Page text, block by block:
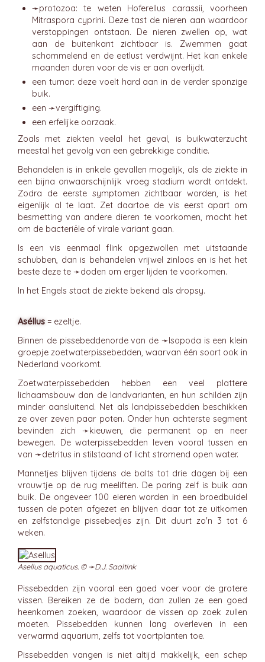
➛protozoa: te weten Hoferellus carassii, voorheen
Mitraspora cyprini. Deze tast de nieren aan waardoor
verstoppingen ontstaan. De nieren zwellen op, wat
aan de buitenkant zichtbaar is. Zwemmen gaat
schommelend en de eetlust verdwijnt. Het kan enkele
maanden duren voor de vis er aan overlijdt.
een tumor: deze voelt hard aan in de verder sponzige
buik.
een ➛vergiftiging.
een erfelijke oorzaak.
Zoals met ziekten veelal het geval, is buikwaterzucht
meestal het gevolg van een gebrekkige conditie.
Behandelen is in enkele gevallen mogelijk, als de ziekte in
een bijna onwaarschijnlijk vroeg stadium wordt ontdekt.
Zodra de eerste symptomen zichtbaar worden, is het
eigenlijk al te laat. Zet daartoe de vis eerst apart om
besmetting van andere dieren te voorkomen, mocht het
om de bacteriële of virale variant gaan.
Is een vis eenmaal flink opgezwollen met uitstaande
schubben, dan is behandelen vrijwel zinloos en is het het
beste deze te ➛doden om erger lijden te voorkomen.
In het Engels staat de ziekte bekend als dropsy.
Aséllus = ezeltje.
Binnen de pissebeddenorde van de ➛Isopoda is een klein
groepje zoetwaterpissebedden, waarvan één soort ook in
Nederland voorkomt.
Zoetwaterpissebedden hebben een veel plattere
lichaamsbouw dan de landvarianten, en hun schilden zijn
minder aansluitend. Net als landpissebedden beschikken
ze over zeven paar poten. Onder hun achterste segment
bevinden zich ➛kieuwen, die permanent op en neer
bewegen. De waterpissebedden leven vooral tussen en
van ➛detritus in stilstaand of licht stromend open water.
Mannetjes blijven tijdens de balts tot drie dagen bij een
vrouwtje op de rug meeliften. De paring zelf is buik aan
buik. De ongeveer 100 eieren worden in een broedbuidel
tussen de poten afgezet en blijven daar tot ze uitkomen
en zelfstandige pissebedjes zijn. Dit duurt zo'n 3 tot 6
weken.
Asellus aquaticus. © ➛D.J. Saaltink
Pissebedden zijn vooral een goed voer voor de grotere
vissen. Bereiken ze de bodem, dan zullen ze een goed
heenkomen zoeken, waardoor de vissen op zoek zullen
moeten. Pissebedden kunnen lang overleven in een
verwarmd aquarium, zelfs tot voortplanten toe.
Pissebedden vangen is niet altijd makkelijk, een schep